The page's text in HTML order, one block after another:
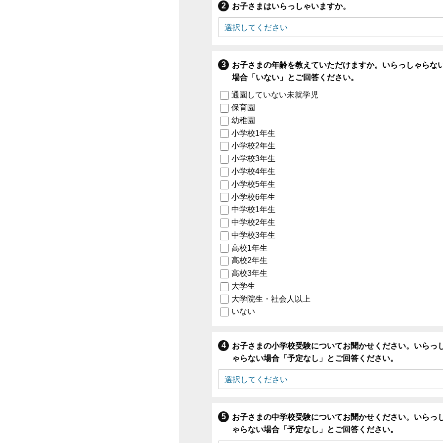
お子さまはいらっしゃいますか。
お子さまの年齢を教えていただけますか。いらっしゃらな
場合「いない」とご回答ください。
通園していない未就学児
保育園
幼稚園
小学校1年生
小学校2年生
小学校3年生
小学校4年生
小学校5年生
小学校6年生
中学校1年生
中学校2年生
中学校3年生
高校1年生
高校2年生
高校3年生
大学生
大学院生・社会人以上
いない
お子さまの小学校受験についてお聞かせください。いらっ
ゃらない場合「予定なし」とご回答ください。
お子さまの中学校受験についてお聞かせください。いらっ
ゃらない場合「予定なし」とご回答ください。